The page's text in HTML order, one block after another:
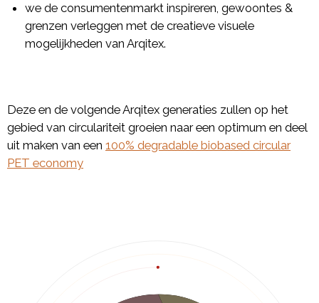
we de consumentenmarkt inspireren, gewoontes &
grenzen verleggen met de creatieve visuele
mogelijkheden van Arqitex.
Deze en de volgende Arqitex generaties zullen op het
gebied van circulariteit groeien naar een optimum en deel
uit maken van een 100% degradable biobased circular
PET economy